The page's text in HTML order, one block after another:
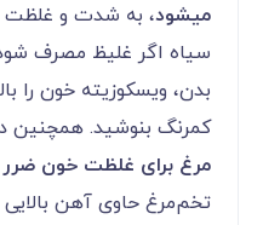
میشود، به شدت و غلظت
سیاه اگر غلیظ مصرف
بدن، ویسکوزیته خون را
کمرنگ بنوشید. همچنین
مرغ برای غلظت خون ضرر
تخم‌مرغ حاوی آهن